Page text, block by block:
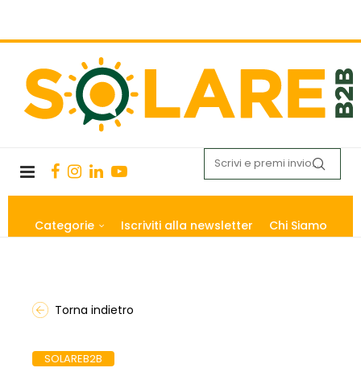
Categorie Iscriviti alla newsletter Chi Siamo
Torna indietro
SOLAREB2B